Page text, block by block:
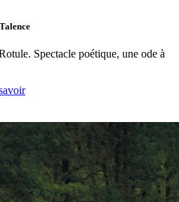
Spectacle poétique, une ode à